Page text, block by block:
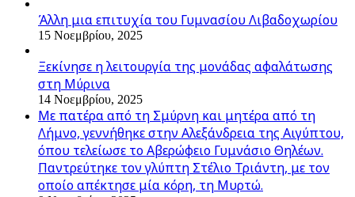
Άλλη μια επιτυχία του Γυμνασίου Λιβαδοχωρίου
15 Νοεμβρίου, 2025
Ξεκίνησε η λειτουργία της μονάδας αφαλάτωσης
στη Μύρινα
14 Νοεμβρίου, 2025
Με πατέρα από τη Σμύρνη και μητέρα από τη
Λήμνο, γεννήθηκε στην Αλεξάνδρεια της Αιγύπτου,
όπου τελείωσε το Αβερώφειο Γυμνάσιο Θηλέων.
Παντρεύτηκε τον γλύπτη Στέλιο Τριάντη, με τον
οποίο απέκτησε μία κόρη, τη Μυρτώ.